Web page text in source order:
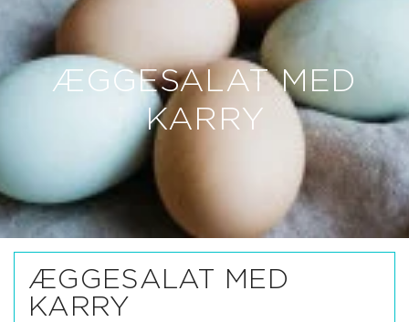
ÆGGESALAT MED
KARRY
ÆGGESALAT MED
KARRY